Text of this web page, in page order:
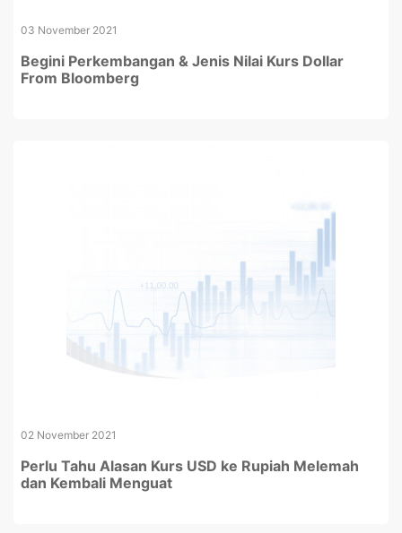
03 November 2021
Begini Perkembangan & Jenis Nilai Kurs Dollar
From Bloomberg
02 November 2021
Perlu Tahu Alasan Kurs USD ke Rupiah Melemah
dan Kembali Menguat